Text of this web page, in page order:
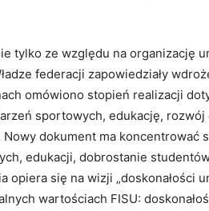
tylko ze względu na organizację
federacji zapowiedziały
omówiono stopień realizacji
sportowych, edukację, rozwój
dokument ma koncentrować
edukacji, dobrostanie
się na wizji „doskonałości
wartościach FISU: